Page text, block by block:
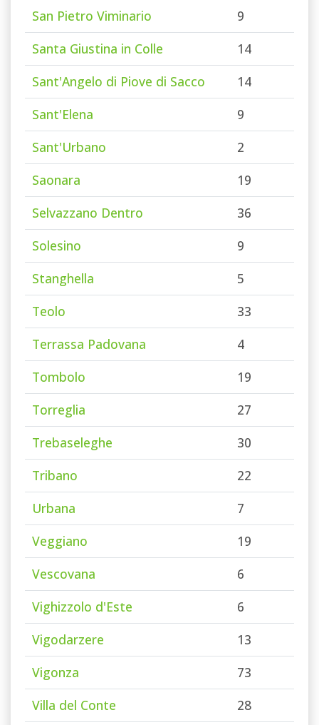
San Pietro Viminario
9
Santa Giustina in Colle
14
Sant'Angelo di Piove di Sacco
14
Sant'Elena
9
Sant'Urbano
2
Saonara
19
Selvazzano Dentro
36
Solesino
9
Stanghella
5
Teolo
33
Terrassa Padovana
4
Tombolo
19
Torreglia
27
Trebaseleghe
30
Tribano
22
Urbana
7
Veggiano
19
Vescovana
6
Vighizzolo d'Este
6
Vigodarzere
13
Vigonza
73
Villa del Conte
28